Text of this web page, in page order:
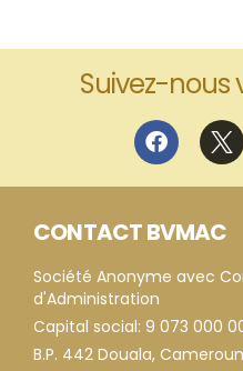
Suivez-nous
CONTACT BVMAC
Société Anonyme avec
d'Administration
Capital social: 9 073 000
B.P. 442 Douala, Cameroun